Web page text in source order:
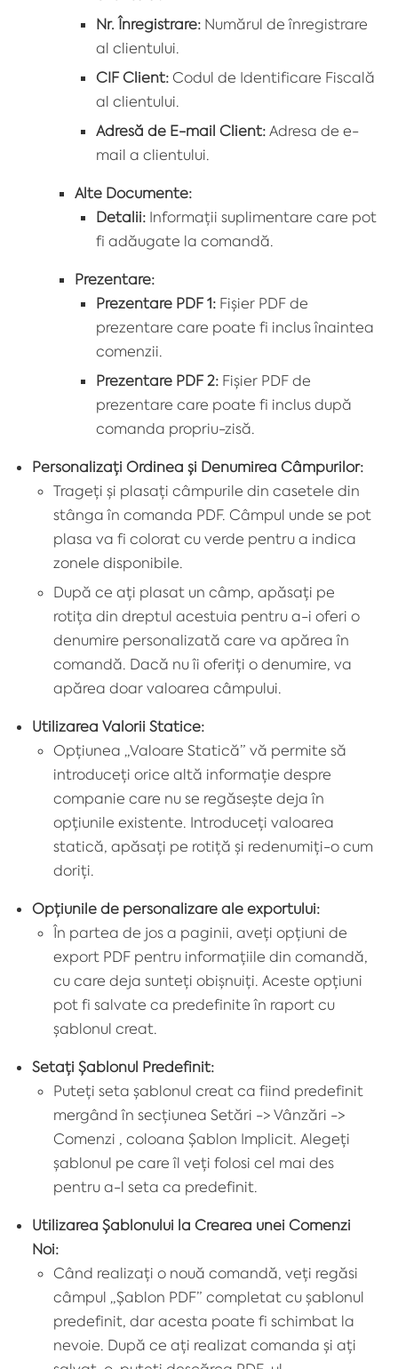
Nr. Înregistrare: Numărul de înregistrare
al clientului.
CIF Client: Codul de Identificare Fiscală
al clientului.
Adresă de E-mail Client: Adresa de e-
mail a clientului.
Alte Documente:
Detalii: Informații suplimentare care pot
fi adăugate la comandă.
Prezentare:
Prezentare PDF 1: Fișier PDF de
prezentare care poate fi inclus înaintea
comenzii.
Prezentare PDF 2: Fișier PDF de
prezentare care poate fi inclus după
comanda propriu-zisă.
Personalizați Ordinea și Denumirea Câmpurilor:
Trageți și plasați câmpurile din casetele din
stânga în comanda PDF. Câmpul unde se pot
plasa va fi colorat cu verde pentru a indica
zonele disponibile.
După ce ați plasat un câmp, apăsați pe
rotița din dreptul acestuia pentru a-i oferi o
denumire personalizată care va apărea în
comandă. Dacă nu îi oferiți o denumire, va
apărea doar valoarea câmpului.
Utilizarea Valorii Statice:
Opțiunea „ Valoare Statică” vă permite să
introduceți orice altă informație despre
companie care nu se regăsește deja în
opțiunile existente. Introduceți valoarea
statică, apăsați pe rotiță și redenumiți-o cum
doriți.
Opțiunile de personalizare ale exportului:
În partea de jos a paginii, aveți opțiuni de
export PDF pentru informațiile din comandă,
cu care deja sunteți obișnuiți. Aceste opțiuni
pot fi salvate ca predefinite în raport cu
șablonul creat.
Setați Șablonul Predefinit:
Puteți seta șablonul creat ca fiind predefinit
mergând în secțiunea Setări -> Vânzări ->
Comenzi , coloana Șablon Implicit. Alegeți
șablonul pe care îl veți folosi cel mai des
pentru a-l seta ca predefinit.
Utilizarea Șablonului la Crearea unei Comenzi
Noi:
Când realizați o nouă comandă, veți regăsi
câmpul „ Șablon PDF” completat cu șablonul
predefinit, dar acesta poate fi schimbat la
nevoie. După ce ați realizat comanda și ați